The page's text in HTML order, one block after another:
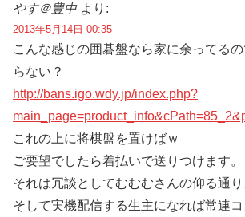
やす＠豊中 より:
2013年5月14日 00:35
こんな感じの囲碁盤なら家に余ってる
らない？
http://bans.igo.wdy.jp/index.php?
これの上に将棋盤を置けばｗ
ご要望でしたら着払いで送りつけます。
それは冗談としてむむむさんの仰る通り
そして実機配信する生主になれば常連